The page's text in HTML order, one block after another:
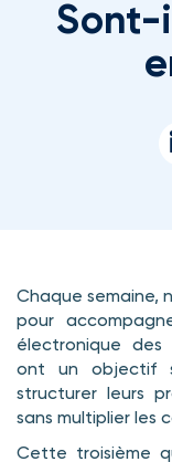
Sont-
Chaque semaine,
pour
électronique des
ont un objectif
structurer leurs
sans multiplier les
Cette troisième